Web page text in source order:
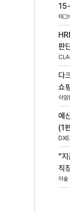
태
판
다
쇼
아임
예
(1
"지
직
이